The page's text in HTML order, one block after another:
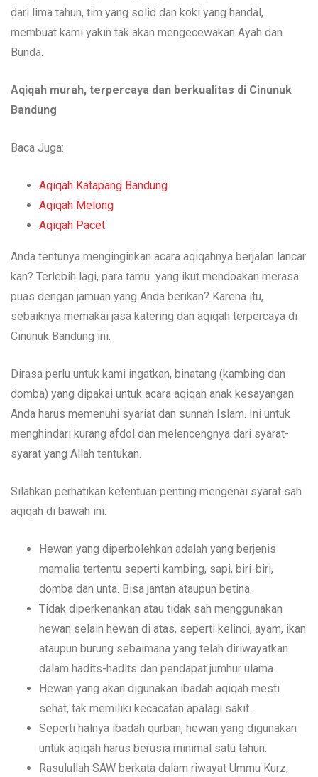
dari lima tahun, tim yang solid dan koki yang handal,
membuat kami yakin tak akan mengecewakan Ayah dan
Bunda.
Aqiqah murah, terpercaya dan berkualitas di Cinunuk
Bandung
Baca Juga:
Aqiqah Katapang Bandung
Aqiqah Melong
Aqiqah Pacet
Anda tentunya menginginkan acara aqiqahnya berjalan lancar
kan? Terlebih lagi, para tamu yang ikut mendoakan merasa
puas dengan jamuan yang Anda berikan? Karena itu,
sebaiknya memakai jasa katering dan aqiqah terpercaya di
Cinunuk Bandung ini.
Dirasa perlu untuk kami ingatkan, binatang (kambing dan
domba) yang dipakai untuk acara aqiqah anak kesayangan
Anda harus memenuhi syariat dan sunnah Islam. Ini untuk
menghindari kurang afdol dan melencengnya dari syarat-
syarat yang Allah tentukan.
Silahkan perhatikan ketentuan penting mengenai syarat sah
aqiqah di bawah ini:
Hewan yang diperbolehkan adalah yang berjenis
mamalia tertentu seperti kambing, sapi, biri-biri,
domba dan unta. Bisa jantan ataupun betina.
Tidak diperkenankan atau tidak sah menggunakan
hewan selain hewan di atas, seperti kelinci, ayam, ikan
ataupun burung sebaimana yang telah diriwayatkan
dalam hadits-hadits dan pendapat jumhur ulama.
Hewan yang akan digunakan ibadah aqiqah mesti
sehat, tak memiliki kecacatan apalagi sakit.
Seperti halnya ibadah qurban, hewan yang digunakan
untuk aqiqah harus berusia minimal satu tahun.
Rasulullah SAW berkata dalam riwayat Ummu Kurz,